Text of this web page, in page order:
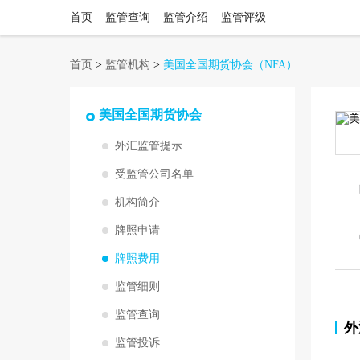
首页 监管查询 监管介绍 监管评级
首页 > 监管机构 > 美国全国期货协会 （NFA）
美国全国期货协会
外汇监管提示
受监管公司名单
机构简介
牌照申请
牌照费用
监管细则
监管查询
监管投诉